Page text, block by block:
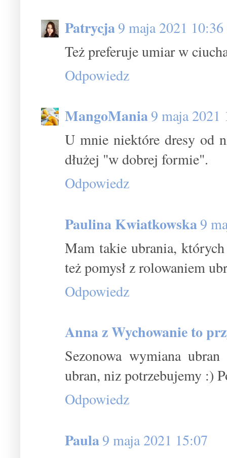
Patrycja9 maja 2021 10:36
Też preferuje umiar w
Odpowiedz
MangoMania9 maja 2021
U mnie niektóre dresy od
dłużej "w dobrej formie".
Odpowiedz
Paulina Kwiatkowska9
Mam takie ubrania,
też pomysł z rolowaniem
Odpowiedz
Anna z Wychowanie to
Sezonowa wymiana
ubran, niz potrzebujemy :)
Odpowiedz
Paula9 maja 2021 15:07